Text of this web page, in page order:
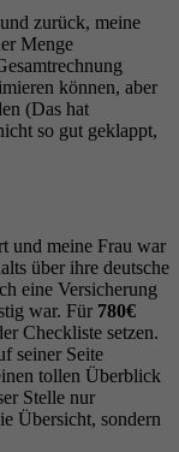
zurück, meine
Menge
können, aber
(Das hat
so gut geklappt,
und meine Frau war
über ihre deutsche
eine Versicherung
war. Für 780€
Checkliste setzen.
seiner Seite
tollen Überblick
Stelle nur
Übersicht, sondern